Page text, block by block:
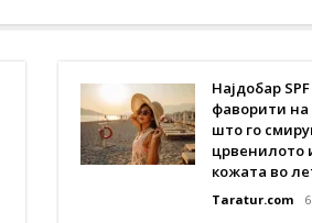
Најдобар
фаворити
што го
црвенилото
кожата во
Taratur.com